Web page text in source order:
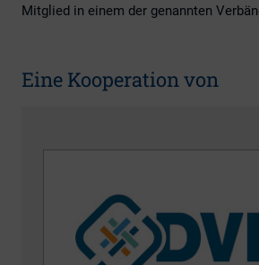
Mitglied in einem der genannten
Eine Kooperation von